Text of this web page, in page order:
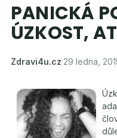
PANICKÁ
ÚZKOST,
Zdravi4u.cz·29 ledna,